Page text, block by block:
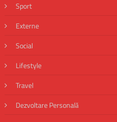
Sport
Externe
Social
Lifestyle
Travel
Dezvoltare Personală